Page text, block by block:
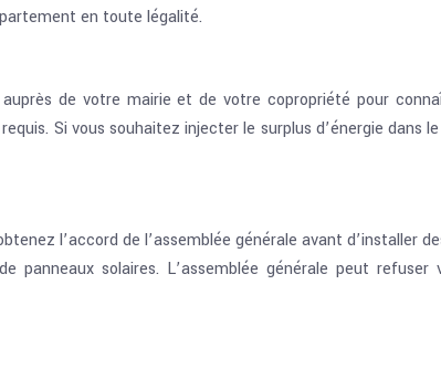
en toute légalité.
de votre mairie et de votre copropriété pour
Si vous souhaitez injecter le surplus d’énergie dans
l’accord de l’assemblée générale avant d’installer
panneaux solaires. L’assemblée générale peut